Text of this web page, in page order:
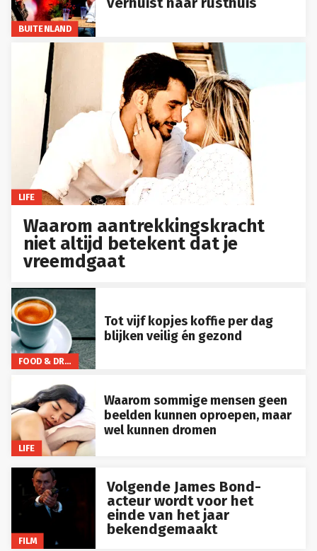
BUITENLAND
LIFE
Waarom aantrekkingskracht
niet altijd betekent dat je
vreemdgaat
FOOD & DRINKS
Tot vijf kopjes koffie per dag
blijken veilig én gezond
LIFE
Waarom sommige mensen geen
beelden kunnen oproepen, maar
wel kunnen dromen
FILM
Volgende James Bond-
acteur wordt voor het
einde van het jaar
bekendgemaakt